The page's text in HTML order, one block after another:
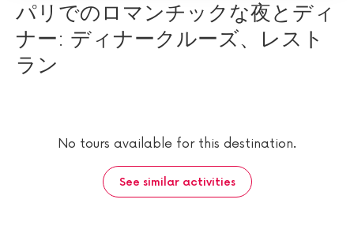
パリでのロマンチックな夜とディ
ナー: ディナークルーズ、レスト
ラン
No tours available for this destination.
See similar activities